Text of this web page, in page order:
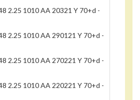
2.25 1010 AA 20321 Y 70+d -
2.25 1010 AA 290121 Y 70+d -
2.25 1010 AA 270221 Y 70+d -
2.25 1010 AA 220221 Y 70+d -